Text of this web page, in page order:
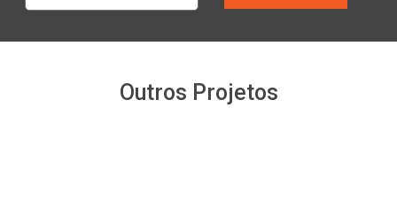
Outros Projetos